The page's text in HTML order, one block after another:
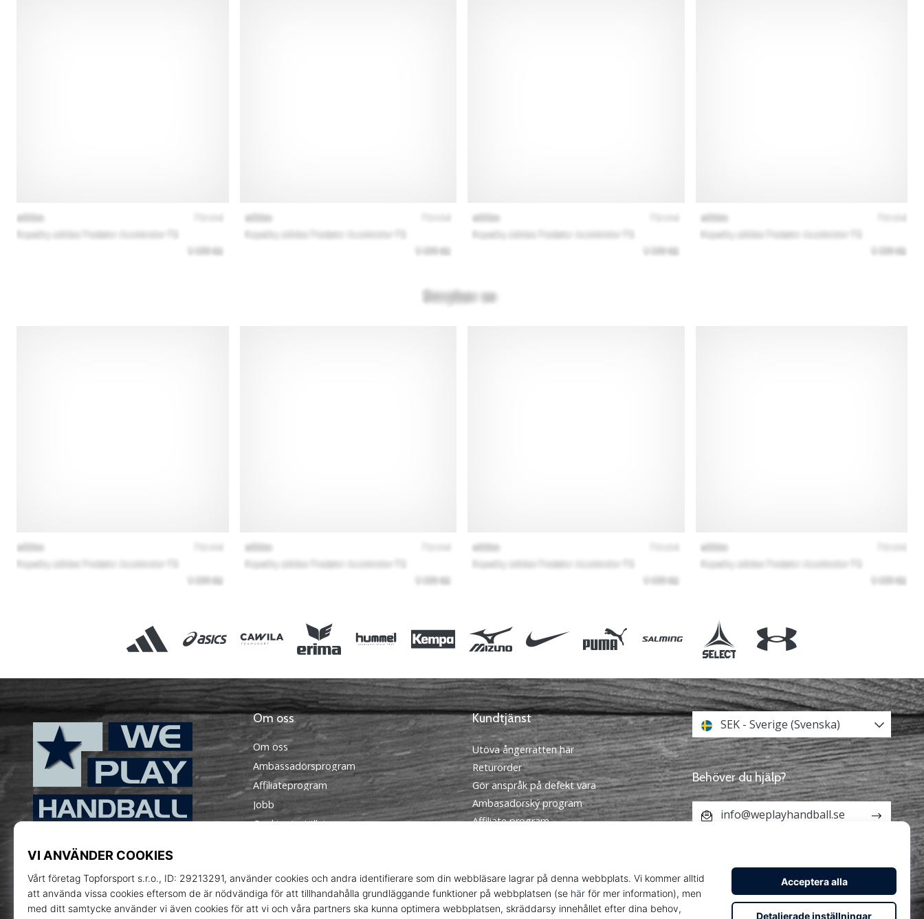
Instagram
Om oss
Om oss
Ambassadörsprogram
Affiliateprogram
Jobb
Cookies inställningar
Kundtjänst
Utöva ångerrätten här
Returorder
Gör anspråk på defekt vara
Ambasadorský program
Affiliate program
Kontakt
FAQ
Sekretesspolicy
SEK - Sverige (Svenska)
Behöver du hjälp?
info@weplayhandball.se